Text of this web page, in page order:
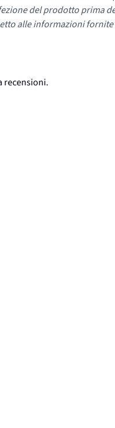
del prodotto prima
alle informazioni
recensioni.